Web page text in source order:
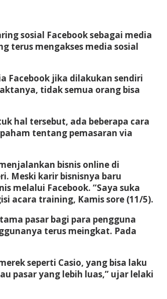
sosial Facebook sebagai media
terus mengakses media sosial
Facebook jika dilakukan sendiri
tidak semua orang bisa
hal tersebut, ada beberapa cara
tentang pemasaran via
bisnis online di
Meski karir bisnisnya baru
melalui Facebook. “Saya suka
acara training, Kamis sore (11/5).
pasar bagi para pengguna
terus meingkat. Pada
seperti Casio, yang bisa laku
pasar yang lebih luas,” ujar lelaki